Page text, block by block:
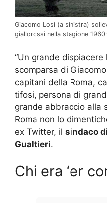
Giacomo Losi (a sinistra)
giallorossi nella stagione
“Un grande dispiacere
scomparsa di Giacomo
capitani della Roma,
tifosi, persona di
grande abbraccio alla
Roma non lo
ex Twitter, il sindaco
Gualtieri.
Chi era ‘er